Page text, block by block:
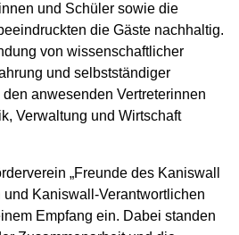
und Schüler sowie die
die Gäste nachhaltig.
von wissenschaftlicher
und selbstständiger
anwesenden Vertreterinnen
Verwaltung und Wirtschaft
„Freunde des Kaniswall
und Kaniswall-Verantwortlichen
Empfang ein. Dabei standen